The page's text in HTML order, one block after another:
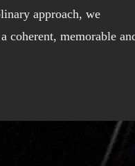
approach, we
coherent, memorable